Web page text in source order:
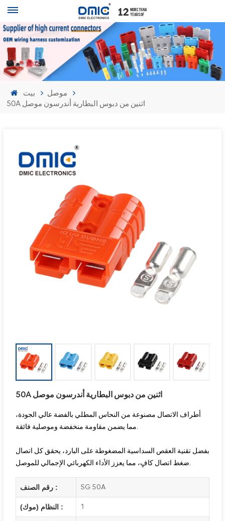
بيت
موصل
50A اثنين من دبوس البطارية أندرسون موصل
50A اثنين من دبوس البطارية أندرسون موصل
أطراف الاتصال مصنوعة من النحاس المطلي بالفضة عالي الجودة،
مما يضمن مقاومة منخفضة وموصلية فائقة.
بفضل تقنية العقص السداسية المضغوطة على البارد، يحقق كل اتصال
ضغط اتصال كافٍ، مما يعزز الأداء الكهربائي الإجمالي للموصل.
رقم الصنف : SG 50A
النظام (موك) : 1